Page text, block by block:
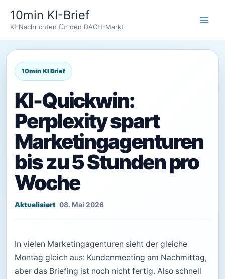
Inhalt
springen
10min KI-Brief
KI-Nachrichten für den DACH-Markt
KI-Quickwin:
Perplexity spart
Marketingagenturen
bis zu 5 Stunden pro
Woche
08. Mai 2026
In vielen Marketingagenturen sieht der gleiche
Montag gleich aus: Kundenmeeting am Nachmittag,
aber das Briefing ist noch nicht fertig. Also schnell